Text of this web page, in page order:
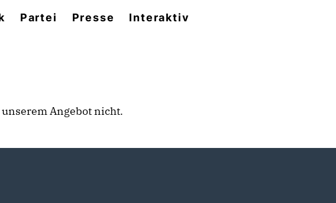
Partei Presse Interaktiv
Angebot nicht.